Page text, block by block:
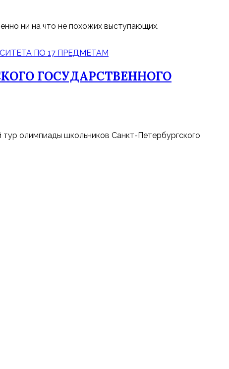
ни на что не похожих выступающих.
ГОСУДАРСТВЕННОГО
олимпиады школьников Санкт-Петербургского